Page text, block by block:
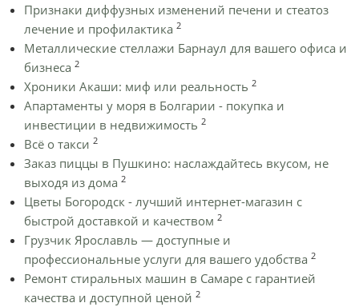
Признаки диффузных изменений печени и стеатоз
лечение и профилактика 2
Металлические стеллажи Барнаул для вашего офиса и
бизнеса 2
Хроники Акаши: миф или реальность 2
Апартаменты у моря в Болгарии - покупка и
инвестиции в недвижимость 2
Всё о такси 2
Заказ пиццы в Пушкино: наслаждайтесь вкусом, не
выходя из дома 2
Цветы Богородск - лучший интернет-магазин с
быстрой доставкой и качеством 2
Грузчик Ярославль — доступные и
профессиональные услуги для вашего удобства 2
Ремонт стиральных машин в Самаре с гарантией
качества и доступной ценой 2